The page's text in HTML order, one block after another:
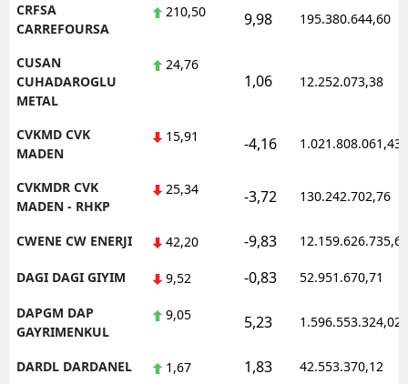
CRFSA
CARREFOURSA
210,50 9,98 195.380.644,60
CUSAN
CUHADAROGLU
METAL
24,76
1,06 12.252.073,38
CVKMD CVK
MADEN
15,91 -4,16 1.021.808.061,43
CVKMDR CVK
MADEN - RHKP
25,34 -3,72 130.242.702,76
CWENE CW ENERJI 42,20 -9,83 12.159.626.735,62
DAGI DAGI GIYIM 9,52 -0,83 52.951.670,71
DAPGM DAP
GAYRIMENKUL
9,05 5,23 1.596.553.324,02
DARDL DARDANEL 1,67 1,83 42.553.370,12